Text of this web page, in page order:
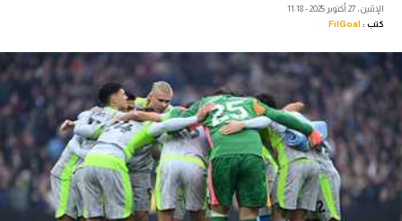
فانتازي في الجول
مسابقة التوقعات
فيديوهات
عدسات
آراء حرة
ركن الألعاب
الإثنين، 27 أكتوبر 2025 - 11:18
كتب : FilGoal